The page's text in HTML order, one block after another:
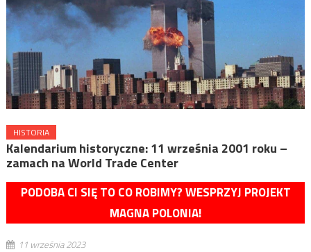
HISTORIA
Kalendarium historyczne: 11 września 2001 roku –
zamach na World Trade Center
PODOBA CI SIĘ TO CO ROBIMY? WESPRZYJ PROJEKT
MAGNA POLONIA!
11 września 2023